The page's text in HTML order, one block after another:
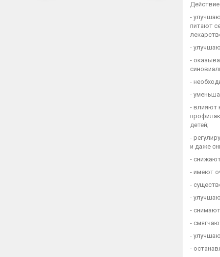
-
питают
-
-
-
-
- влияют
детей;
-
и даже
-
- имеют
-
-
-
-
-
-